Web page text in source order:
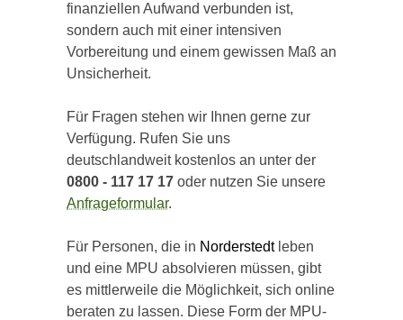
finanziellen Aufwand verbunden ist,
sondern auch mit einer intensiven
Vorbereitung und einem gewissen Maß an
Unsicherheit.
Für Fragen stehen wir Ihnen gerne zur
Verfügung. Rufen Sie uns
deutschlandweit kostenlos an unter der
0800 - 117 17 17 oder nutzen Sie unsere
Anfrageformular.
Für Personen, die in Norderstedtleben
und eine MPU absolvieren müssen, gibt
es mittlerweile die Möglichkeit, sich online
beraten zu lassen. Diese Form der MPU-